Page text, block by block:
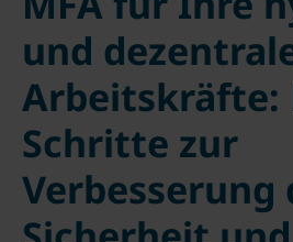
und
Arbeitskräfte:
Schritte zur
Verbesserung